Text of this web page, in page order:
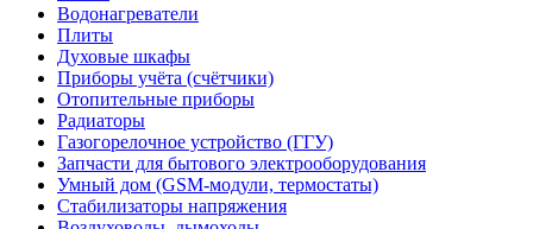
Водонагреватели
Плиты
Духовые шкафы
Приборы учёта (счётчики)
Отопительные приборы
Радиаторы
Газогорелочное устройство (ГГУ)
Запчасти для бытового электрооборудования
Умный дом (GSM-модули, термостаты)
Cтабилизаторы напряжения